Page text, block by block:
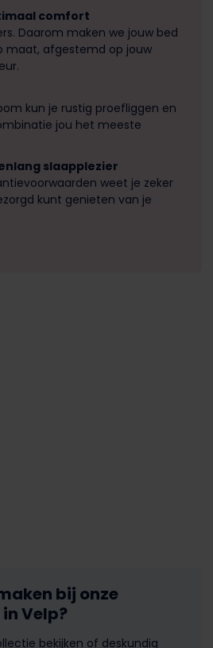
comfort
Daarom maken we jouw bed
maat, afgestemd op jouw
kun je rustig proefliggen en
jou het meeste
slaapplezier
weet je zeker
kunt genieten van je
bij onze
Velp?
bekijken of deskundig